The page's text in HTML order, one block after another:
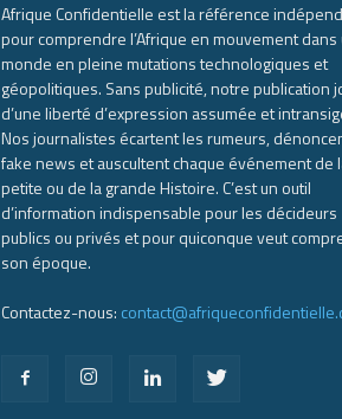
Afrique Confidentielle est la référence
pour comprendre l’Afrique en mouvement dans
monde en pleine mutations technologiques et
géopolitiques. Sans publicité, notre publication
d’une liberté d’expression assumée et
Nos journalistes écartent les rumeurs,
fake news et auscultent chaque événement de
petite ou de la grande Histoire. C’est un outil
d’information indispensable pour les décideurs
publics ou privés et pour quiconque veut
son époque.
Contactez-nous: